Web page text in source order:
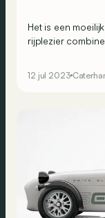
Het is een
rijplezier
12 jul 2023